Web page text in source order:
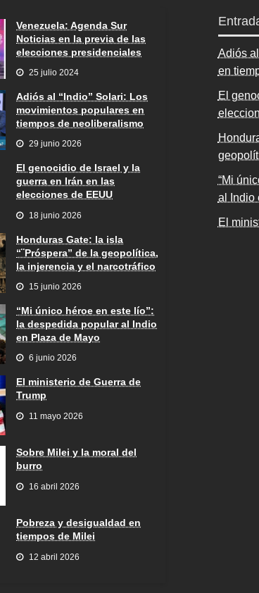
Venezuela: Agenda Sur
Noticias en la previa de las
elecciones presidenciales
25 julio 2024
Adiós al “Indio” Solari: Los
movimientos populares en
tiempos de neoliberalismo
29 junio 2026
El genocidio de Israel y la
guerra en Irán en las
elecciones de EEUU
18 junio 2026
Honduras Gate: la isla
“¨Próspera” de la geopolítica,
la injerencia y el narcotráfico
15 junio 2026
“Mi único héroe en este lío”:
la despedida popular al Indio
en Plaza de Mayo
6 junio 2026
El ministerio de Guerra de
Trump
11 mayo 2026
Sobre Milei y la moral del
burro
16 abril 2026
Pobreza y desigualdad en
tiempos de Milei
12 abril 2026
Adiós
en
El
“Mi
al Indio
El